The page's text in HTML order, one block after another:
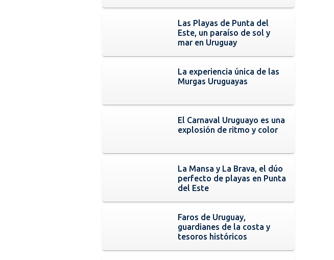
Las Playas de Punta del
Este, un paraíso de sol y
mar en Uruguay
La experiencia única de las
Murgas Uruguayas
El Carnaval Uruguayo es una
explosión de ritmo y color
La Mansa y La Brava, el dúo
perfecto de playas en Punta
del Este
Faros de Uruguay,
guardianes de la costa y
tesoros históricos